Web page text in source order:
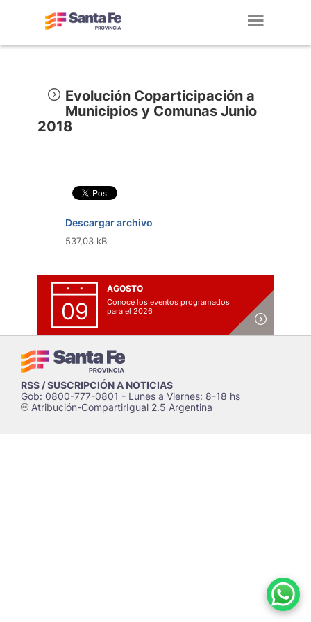
Evolución Coparticipación a
Municipios y Comunas Junio
2018
Descargar archivo
537,03 kB
09
AGOSTO
Conocé los eventos programados
para el 2026
RSS / SUSCRIPCIÓN A NOTICIAS
Gob: 0800-777-0801 - Lunes a Viernes: 8-18 hs
cAtribución-CompartirIgual 2.5 Argentina